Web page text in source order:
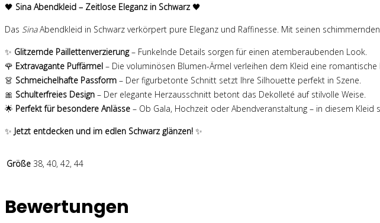
🖤 Sina Abendkleid – Zeitlose Eleganz in Schwarz 🖤
Das SinaAbendkleid in Schwarz verkörpert pure Eleganz und Raffinesse. Mit seinen
✨ Glitzernde Paillettenverzierung– Funkelnde Details sorgen für einen atemberaubenden Look.
🌹 Extravagante Puffärmel – Die voluminösen Blumen-Ärmel verleihen dem Kleid eine romantische
👗 Schmeichelhafte Passform – Der figurbetonte Schnitt setzt Ihre Silhouette perfekt in Szene.
🎀 Schulterfreies Design – Der elegante Herzausschnitt betont das Dekolleté auf stilvolle Weise.
🌟 Perfekt für besondere Anlässe – Ob Gala, Hochzeit oder Abendveranstaltung – in diesem Kleid
✨ Jetzt entdecken und im edlen Schwarz glänzen! ✨
Größe 38, 40, 42, 44
Bewertungen